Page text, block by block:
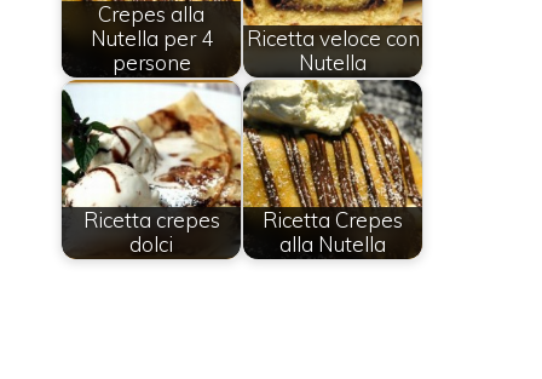
Crepes alla
Nutella per 4
persone
Ricetta veloce con
Nutella
Ricetta crepes
dolci
Ricetta Crepes
alla Nutella